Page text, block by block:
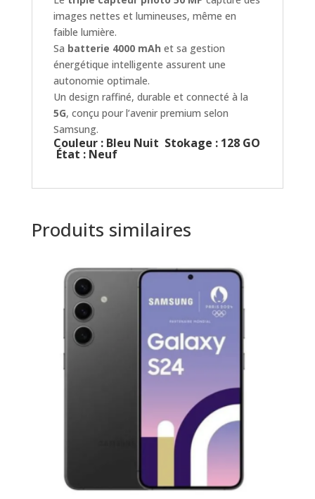
images nettes et lumineuses, même en
faible lumière.
Sa batterie 4000 mAh et sa gestion
énergétique intelligente assurent une
autonomie optimale.
Un design raffiné, durable et connecté à la
5G, conçu pour l’avenir premium selon
Samsung.
Couleur : Bleu Nuit Stokage : 128 GO
État : Neuf
Produits similaires